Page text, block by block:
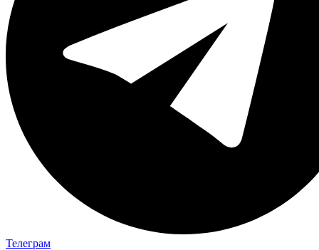
Телеграм